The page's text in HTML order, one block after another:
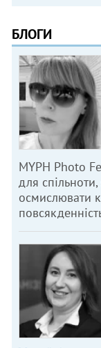
БЛОГИ
MYPH Photo
для
осмислювати